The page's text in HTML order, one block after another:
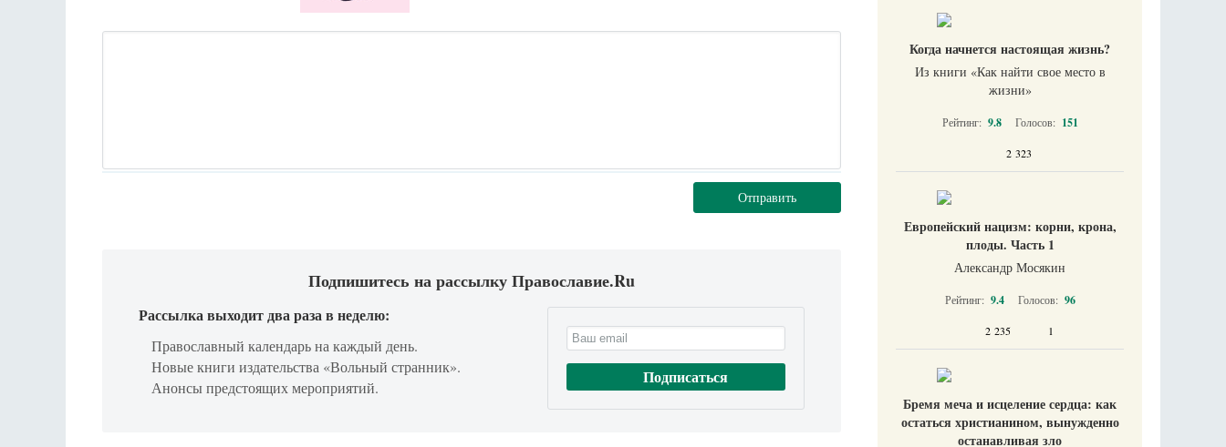
Отправить
Подпишитесь на рассылку Православие.Ru
Рассылка выходит два раза в неделю:
Православный календарь на каждый день.
Новые книги издательства «Вольный странник».
Анонсы предстоящих мероприятий.
Когда начнется настоящая жизнь?
Из книги «Как найти свое место в
жизни​»
Рейтинг: 9.8 Голосов: 151
2 323
Европейский нацизм: корни, крона,
плоды. Часть 1
Александр Мосякин
Рейтинг: 9.4 Голосов: 96
2 235 1
Бремя меча и исцеление сердца: как
остаться христианином, вынужденно
останавливая зло